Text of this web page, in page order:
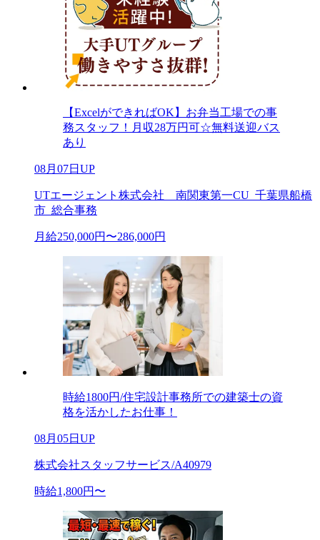
【ExcelができればOK】お弁当工場での事
務スタッフ！月収28万円可☆無料送迎バス
あり
08月07日UP
UTエージェント株式会社 南関東第一CU_千葉県船橋
市_総合事務
月給250,000円〜286,000円
時給1800円/住宅設計事務所での建築士の資
格を活かしたお仕事！
08月05日UP
株式会社スタッフサービス/A40979
時給1,800円〜